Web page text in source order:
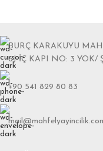
BURÇ KARAKUYU
6J İÇ KAPI NO: 3 YOK/
+90 541 829 80 83